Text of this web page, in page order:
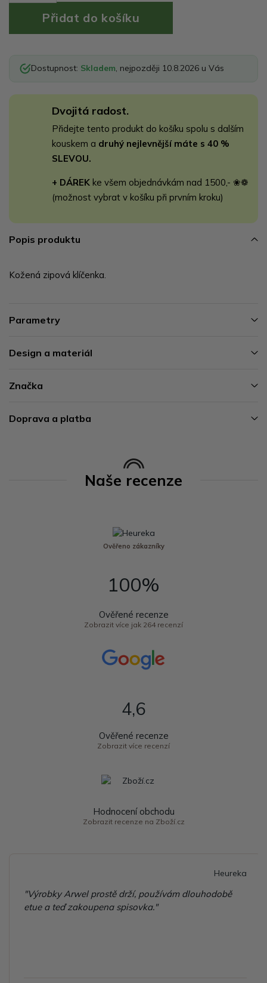
Dostupnost: Skladem, nejpozději 10.8.2026 u Vás
Dvojitá radost.
Přidejte tento produkt do košíku spolu s dalším
kouskem a druhý nejlevnější máte s 40 %
SLEVOU.
+ DÁREK ke všem objednávkám nad 1500,- ❀❁
(možnost vybrat v košíku při prvním kroku)
Popis produktu
Kožená zipová klíčenka.
Parametry
Design a materiál
Značka
Doprava a platba
Naše recenze
Ověřeno zákazníky
100%
Ověřené recenze
Zobrazit více jak 264 recenzí
4,6
Ověřené recenze
Zobrazit více recenzí
Hodnocení obchodu
Zobrazit recenze na Zboží.cz
Heureka
"Výrobky Arwel prostě drží, používám dlouhodobě
etue a teď zakoupena spisovka."